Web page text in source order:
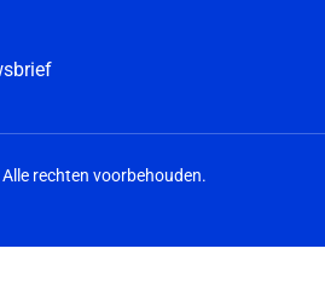
rechten voorbehouden.